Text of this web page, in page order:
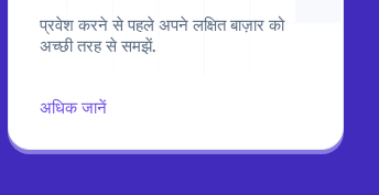
प्रवेश करने से पहले अपने लक्षित बाज़ार को
अच्छी तरह से समझें.
अधिक जानें